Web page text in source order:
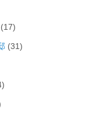
(17)
(31)